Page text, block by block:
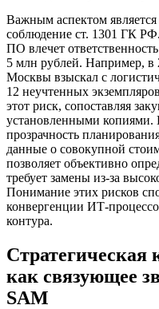
Важным аспектом
соблюдение ст. 1301 ГК
ПО влечет
5 млн рублей. Например,
Москвы взыскал с
12 неучтенных
этот риск, сопоставляя
установленными копиями.
прозрачность
данные о совокупной
позволяет объективно
требует замены из-за
Понимание этих рисков
конвергенции ИТ-
контура.
Стратегическая
как связующее
SAM